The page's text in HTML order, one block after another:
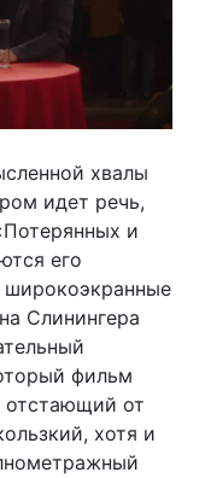
хвалы
идет речь,
и
его
Слинингера
фильм
отстающий от
хотя и